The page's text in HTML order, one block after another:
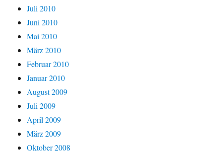
Juli 2010
Juni 2010
Mai 2010
März 2010
Februar 2010
Januar 2010
August 2009
Juli 2009
April 2009
März 2009
Oktober 2008